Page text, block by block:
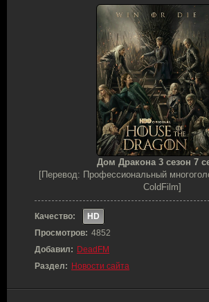
Дом Дракона 3 сезон 7
[Перевод: Профессиональный
ColdFilm]
Качество:
HD
Просмотров: 4852
Добавил: DeadFM
Раздел: Новости сайта